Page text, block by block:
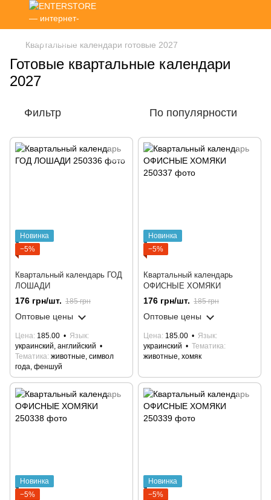
Квартальные календари готовые 2027
Готовые квартальные календари
2027
Фильтр По популярности
Новинка
−5%
Квартальный календарь ГОД
ЛОШАДИ
176 грн/шт. 185 грн
Оптовые цены
Цена 185.00
Язык
украинский, английский
Тематика животные, символ
года, феншуй
Новинка
−5%
Квартальный календарь
ОФИСНЫЕ ХОМЯКИ
176 грн/шт. 185 грн
Оптовые цены
Цена 185.00
Язык
украинский
Тематика
животные, хомяк
Новинка
−5%
Новинка
−5%